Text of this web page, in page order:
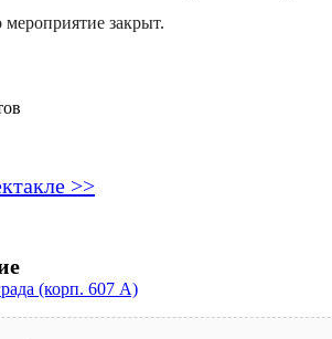
мероприятие закрыт.
>>
(корп. 607 A)